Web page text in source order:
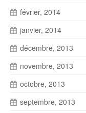
février, 2014
janvier, 2014
décembre, 2013
novembre, 2013
octobre, 2013
septembre, 2013